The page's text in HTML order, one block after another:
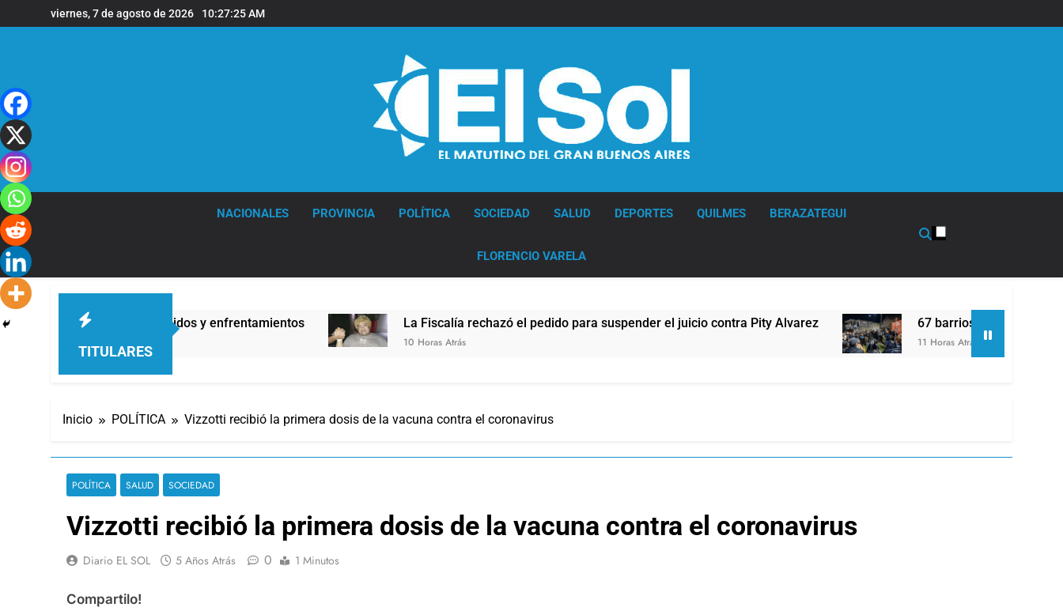
al
viernes, 7 de agosto de 2026 10:27:25 AM
NACIONALES PROVINCIA POLÍTICA SOCIEDAD SALUD DEPORTES QUILMES BERAZATEGUI
FLORENCIO VARELA
TITULARES
Privada: hubo detenidos y enfrentamientos La Fiscalía rechazó el pedido para suspender el juicio contra Pity Alvarez
10 Horas Atrás
67 barrios full LED en Florencio
11 Horas Atrás
Inicio POLÍTICA Vizzotti recibió la primera dosis de la vacuna contra el coronavirus
POLÍTICA SALUD SOCIEDAD
Vizzotti recibió la primera dosis de la vacuna contra el coronavirus
Diario EL SOL 5 Años Atrás 0 1 Minutos
Compartilo!